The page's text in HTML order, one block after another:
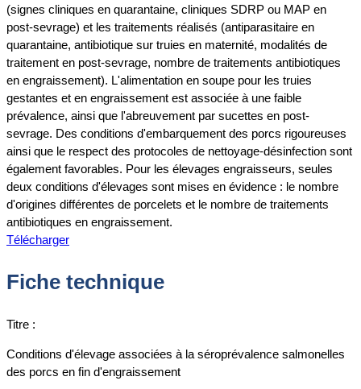
(signes cliniques en quarantaine, cliniques SDRP ou MAP en
post-sevrage) et les traitements réalisés (antiparasitaire en
quarantaine, antibiotique sur truies en maternité, modalités de
traitement en post-sevrage, nombre de traitements antibiotiques
en engraissement). L'alimentation en soupe pour les truies
gestantes et en engraissement est associée à une faible
prévalence, ainsi que l'abreuvement par sucettes en post-
sevrage. Des conditions d'embarquement des porcs rigoureuses
ainsi que le respect des protocoles de nettoyage-désinfection sont
également favorables. Pour les élevages engraisseurs, seules
deux conditions d'élevages sont mises en évidence : le nombre
d'origines différentes de porcelets et le nombre de traitements
antibiotiques en engraissement.
Télécharger
Fiche technique
Titre :
Conditions d'élevage associées à la séroprévalence salmonelles
des porcs en fin d'engraissement